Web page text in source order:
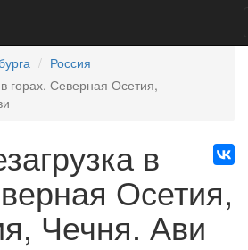
Россия
горах. Северная Осетия,
в
Осетия,
Чечня. Ави